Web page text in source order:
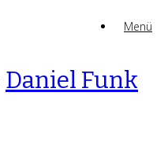
Menü
Daniel Funk